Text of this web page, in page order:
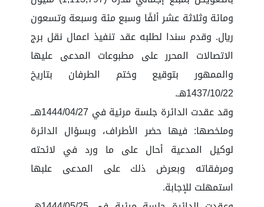
ومائة وثلاثة عشر ألفًا وسبع مئة وسبعة وتسعون
ريال. وقدم سندا لطلبه عقد تنفيذ اعمال نقل برج
الاتصالات المحرر على مطبوعات المدعى عليها
والممهور بتوقيع وختم الطرفان بتاريخ
1437/10/22هـ.
وقد عقدت الدائرة جلسة مرئية في 1444/04/27هــ
وملخصها: فيها حضر الأطراف، وبسؤال الدائرة
لوكيل المدعية أحال على ما ورد في لائحته
ومرفقاته وبعرض ذلك على المدعى علبها
استمهلت للإجابة.